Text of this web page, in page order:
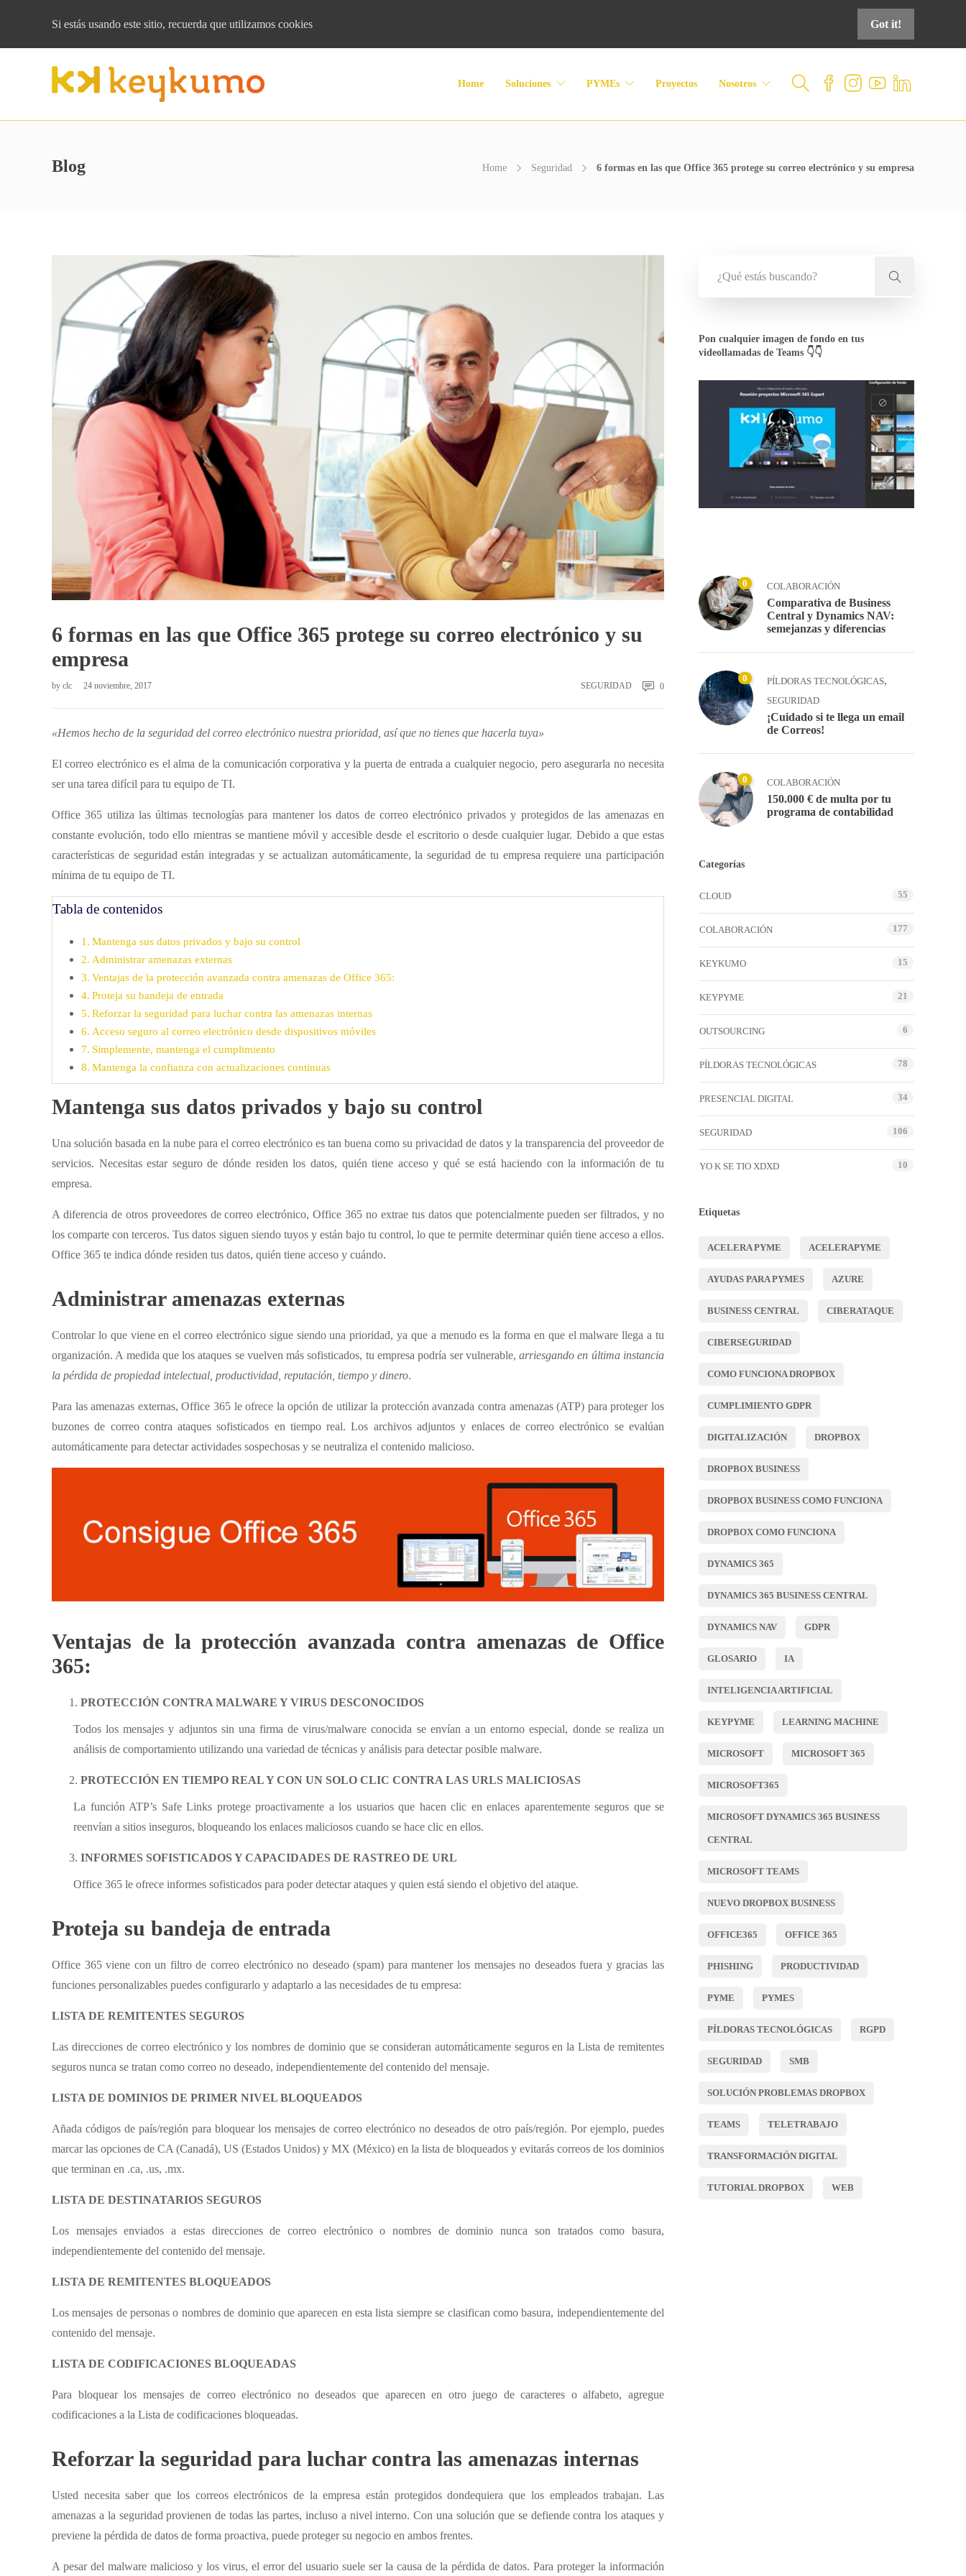
Si estás usando este sitio, recuerda que utilizamos cookies Got it!
Home Soluciones PYMEs Proyectos Nosotros
Blog Home Seguridad 6 formas en las que Office 365 protege su correo electrónico y su empresa
6 formas en las que Office 365 protege su correo electrónico y su
empresa
by clc 24 noviembre, 2017 SEGURIDAD 0
«Hemos hecho de la seguridad del correo electrónico nuestra prioridad, así que no tienes que hacerla tuya»
El correo electrónico es el alma de la comunicación corporativa y la puerta de entrada a cualquier negocio, pero asegurarla no necesita
ser una tarea difícil para tu equipo de TI.
Office 365 utiliza las últimas tecnologías para mantener los datos de correo electrónico privados y protegidos de las amenazas en
constante evolución, todo ello mientras se mantiene móvil y accesible desde el escritorio o desde cualquier lugar. Debido a que estas
características de seguridad están integradas y se actualizan automáticamente, la seguridad de tu empresa requiere una participación
mínima de tu equipo de TI.
Tabla de contenidos
Mantenga sus datos privados y bajo su control
Administrar amenazas externas
Ventajas de la protección avanzada contra amenazas de Office 365:
Proteja su bandeja de entrada
Reforzar la seguridad para luchar contra las amenazas internas
Acceso seguro al correo electrónico desde dispositivos móviles
Simplemente, mantenga el cumplimiento
Mantenga la confianza con actualizaciones continuas
Mantenga sus datos privados y bajo su control
Una solución basada en la nube para el correo electrónico es tan buena como su privacidad de datos y la transparencia del proveedor de
servicios. Necesitas estar seguro de dónde residen los datos, quién tiene acceso y qué se está haciendo con la información de tu
empresa.
A diferencia de otros proveedores de correo electrónico, Office 365 no extrae tus datos que potencialmente pueden ser filtrados, y no
los comparte con terceros. Tus datos siguen siendo tuyos y están bajo tu control, lo que te permite determinar quién tiene acceso a ellos.
Office 365 te indica dónde residen tus datos, quién tiene acceso y cuándo.
Administrar amenazas externas
Controlar lo que viene en el correo electrónico sigue siendo una prioridad, ya que a menudo es la forma en que el malware llega a tu
organización. A medida que los ataques se vuelven más sofisticados, tu empresa podría ser vulnerable,arriesgando en última instancia
la pérdida de propiedad intelectual, productividad, reputación, tiempo y dinero.
Para las amenazas externas, Office 365 le ofrece la opción de utilizar la protección avanzada contra amenazas (ATP) para proteger los
buzones de correo contra ataques sofisticados en tiempo real. Los archivos adjuntos y enlaces de correo electrónico se evalúan
automáticamente para detectar actividades sospechosas y se neutraliza el contenido malicioso.
Ventajas de la protección avanzada contra amenazas de Office
365:
PROTECCIÓN CONTRA MALWARE Y VIRUS DESCONOCIDOS
Todos los mensajes y adjuntos sin una firma de virus/malware conocida se envían a un entorno especial, donde se realiza un
análisis de comportamiento utilizando una variedad de técnicas y análisis para detectar posible malware.
PROTECCIÓN EN TIEMPO REAL Y CON UN SOLO CLIC CONTRA LAS URLS MALICIOSAS
La función ATP’s Safe Links protege proactivamente a los usuarios que hacen clic en enlaces aparentemente seguros que se
reenvían a sitios inseguros, bloqueando los enlaces maliciosos cuando se hace clic en ellos.
INFORMES SOFISTICADOS Y CAPACIDADES DE RASTREO DE URL
Office 365 le ofrece informes sofisticados para poder detectar ataques y quien está siendo el objetivo del ataque.
Proteja su bandeja de entrada
Office 365 viene con un filtro de correo electrónico no deseado (spam) para mantener los mensajes no deseados fuera y gracias las
funciones personalizables puedes configurarlo y adaptarlo a las necesidades de tu empresa:
LISTA DE REMITENTES SEGUROS
Las direcciones de correo electrónico y los nombres de dominio que se consideran automáticamente seguros en la Lista de remitentes
seguros nunca se tratan como correo no deseado, independientemente del contenido del mensaje.
LISTA DE DOMINIOS DE PRIMER NIVEL BLOQUEADOS
Añada códigos de país/región para bloquear los mensajes de correo electrónico no deseados de otro país/región. Por ejemplo, puedes
marcar las opciones de CA (Canadá), US (Estados Unidos) y MX (México) en la lista de bloqueados y evitarás correos de los dominios
que terminan en .ca, .us, .mx.
LISTA DE DESTINATARIOS SEGUROS
Los mensajes enviados a estas direcciones de correo electrónico o nombres de dominio nunca son tratados como basura,
independientemente del contenido del mensaje.
LISTA DE REMITENTES BLOQUEADOS
Los mensajes de personas o nombres de dominio que aparecen en esta lista siempre se clasifican como basura, independientemente del
contenido del mensaje.
LISTA DE CODIFICACIONES BLOQUEADAS
Para bloquear los mensajes de correo electrónico no deseados que aparecen en otro juego de caracteres o alfabeto, agregue
codificaciones a la Lista de codificaciones bloqueadas.
Reforzar la seguridad para luchar contra las amenazas internas
Usted necesita saber que los correos electrónicos de la empresa están protegidos dondequiera que los empleados trabajan. Las
amenazas a la seguridad provienen de todas las partes, incluso a nivel interno. Con una solución que se defiende contra los ataques y
previene la pérdida de datos de forma proactiva, puede proteger su negocio en ambos frentes.
A pesar del malware malicioso y los virus, el error del usuario suele ser la causa de la pérdida de datos. Para proteger la información
Pon cualquier imagen de fondo en tus
videollamadas de Teams 👇👇
0 COLABORACIÓN
Comparativa de Business
Central y Dynamics NAV:
semejanzas y diferencias
0 PÍLDORAS TECNOLÓGICAS,
SEGURIDAD
¡Cuidado si te llega un email
de Correos!
0 COLABORACIÓN
150.000 € de multa por tu
programa de contabilidad
Categorías
CLOUD 55
COLABORACIÓN 177
KEYKUMO 15
KEYPYME 21
OUTSOURCING 6
PÍLDORAS TECNOLÓGICAS 78
PRESENCIAL DIGITAL 34
SEGURIDAD 106
YO K SE TIO XDXD 10
Etiquetas
ACELERA PYME ACELERAPYME
AYUDAS PARA PYMES AZURE
BUSINESS CENTRAL CIBERATAQUE
CIBERSEGURIDAD
COMO FUNCIONA DROPBOX
CUMPLIMIENTO GDPR
DIGITALIZACIÓN DROPBOX
DROPBOX BUSINESS
DROPBOX BUSINESS COMO FUNCIONA
DROPBOX COMO FUNCIONA
DYNAMICS 365
DYNAMICS 365 BUSINESS CENTRAL
DYNAMICS NAV GDPR
GLOSARIO IA
INTELIGENCIA ARTIFICIAL
KEYPYME LEARNING MACHINE
MICROSOFT MICROSOFT 365
MICROSOFT365
MICROSOFT DYNAMICS 365 BUSINESS
CENTRAL
MICROSOFT TEAMS
NUEVO DROPBOX BUSINESS
OFFICE365 OFFICE 365
PHISHING PRODUCTIVIDAD
PYME PYMES
PÍLDORAS TECNOLÓGICAS RGPD
SEGURIDAD SMB
SOLUCIÓN PROBLEMAS DROPBOX
TEAMS TELETRABAJO
TRANSFORMACIÓN DIGITAL
TUTORIAL DROPBOX WEB